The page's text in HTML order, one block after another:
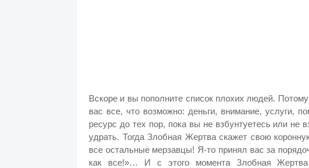
Вскоре и вы пополните список плохих людей.
вас все, что возможно: деньги, внимание,
ресурс до тех пор, пока вы не взбунтуетесь или не
удрать. Тогда Злобная Жертва скажет свою
все остальные мерзавцы! Я-то принял вас за
как все!»… И с этого момента Злобная Жертва